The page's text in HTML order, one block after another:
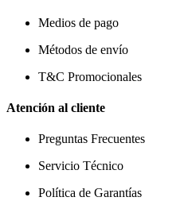
Medios de pago
Métodos de envío
T&C Promocionales
Atención al cliente
Preguntas Frecuentes
Servicio Técnico
Política de Garantías